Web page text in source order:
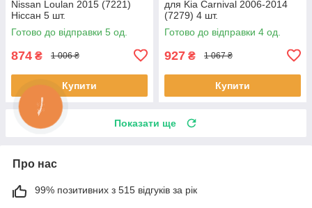
Nissan Loulan 2015 (7221)
Ніссан 5 шт.
Готово до відправки 5 од.
874 ₴ 1 006 ₴
Купити
для Kia Carnival 2006-2014
(7279) 4 шт.
Готово до відправки 4 од.
927 ₴ 1 067 ₴
Купити
Показати ще
Про нас
99% позитивних з 515 відгуків за рік